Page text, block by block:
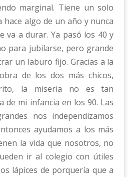
marginal. Tiene un solo
hace algo de un año y nunca
va a durar. Ya pasó los 40 y
para jubilarse, pero grande
un laburo fijo. Gracias a la
de los dos más chicos,
la miseria no es tan
de mi infancia en los 90. Las
nos independizamos
ayudamos a los más
la vida que nosotros, no
ir al colegio con útiles
lápices de porquería que a